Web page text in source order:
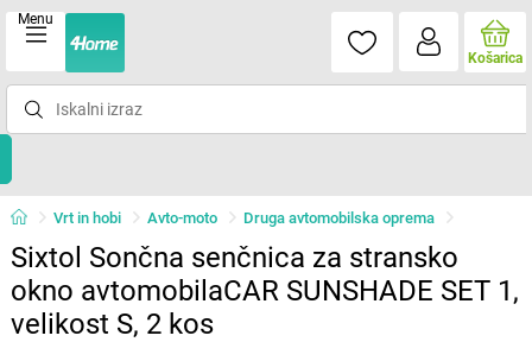
Menu
Košarica
Vrt in hobi Avto-moto Druga avtomobilska oprema
Sixtol Sončna senčnica za stransko
okno avtomobilaCAR SUNSHADE SET 1,
velikost S, 2 kos